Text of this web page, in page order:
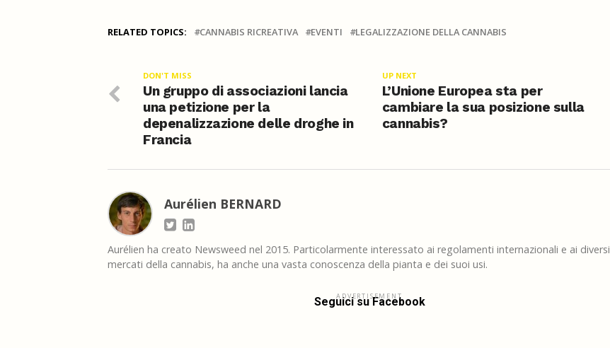
RELATED TOPICS: CANNABIS RICREATIVA EVENTI LEGALIZZAZIONE DELLA CANNABIS
UP NEXT
L’Unione Europea sta per
cambiare la sua posizione sulla
cannabis?
DON'T MISS
Un gruppo di associazioni lancia
una petizione per la
depenalizzazione delle droghe in
Francia
Aurélien BERNARD
Aurélien ha creato Newsweed nel 2015. Particolarmente interessato ai regolamenti internazionali e ai diversi
mercati della cannabis, ha anche una vasta conoscenza della pianta e dei suoi usi.
ADVERTISEMENT
Seguici su Facebook